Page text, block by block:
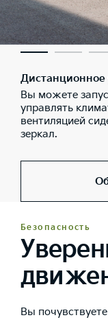
Дистанционное
Вы можете
управлять
вентиляцией
зеркал.
Безопасность
Вы